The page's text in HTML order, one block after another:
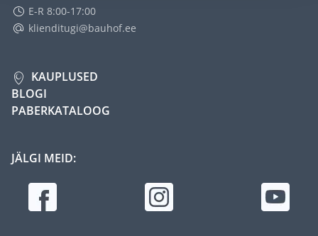
E-R 8:00-17:00
klienditugi@bauhof.ee
KAUPLUSED
BLOGI
PABERKATALOOG
JÄLGI MEID: